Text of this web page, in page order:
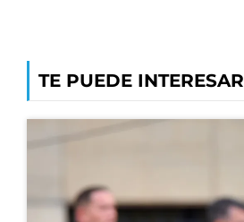
TE PUEDE INTERESAR